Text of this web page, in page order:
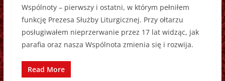
Wspólnoty – pierwszy i ostatni, w którym pełniłem
funkcję Prezesa Służby Liturgicznej. Przy ołtarzu
posługiwałem nieprzerwanie przez 17 lat widząc, jak
parafia oraz nasza Wspólnota zmienia się i rozwija.
Read More